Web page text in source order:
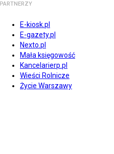
PARTNERZY
E-kiosk.pl
E-gazety.pl
Nexto.pl
Mała księgowość
Kancelarierp.pl
Wieści Rolnicze
Życie Warszawy